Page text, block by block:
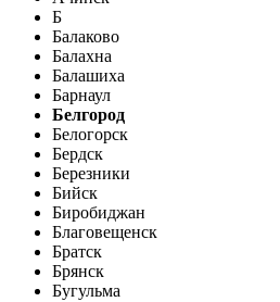
Б
Балаково
Балахна
Балашиха
Барнаул
Белгород
Белогорск
Бердск
Березники
Бийск
Биробиджан
Благовещенск
Братск
Брянск
Бугульма